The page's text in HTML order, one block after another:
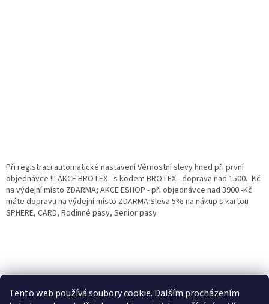
Tento web používá soubory cookie. Dalším procházením
Při registraci automatické nastavení Věrnostní slevy hned při první
objednávce !!! AKCE BROTEX - s kodem BROTEX - doprava nad 1500.- Kč
na výdejní místo ZDARMA; AKCE ESHOP - při objednávce nad 3900.-Kč
máte dopravu na výdejní místo ZDARMA Sleva 5% na nákup s kartou
SPHERE, CARD, Rodinné pasy, Senior pasy